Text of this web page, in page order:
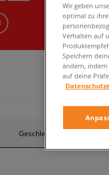
Geschlecht
Wir geben
optimal zu
Verhalten auf
Speichern
ändern, indem
auf deine